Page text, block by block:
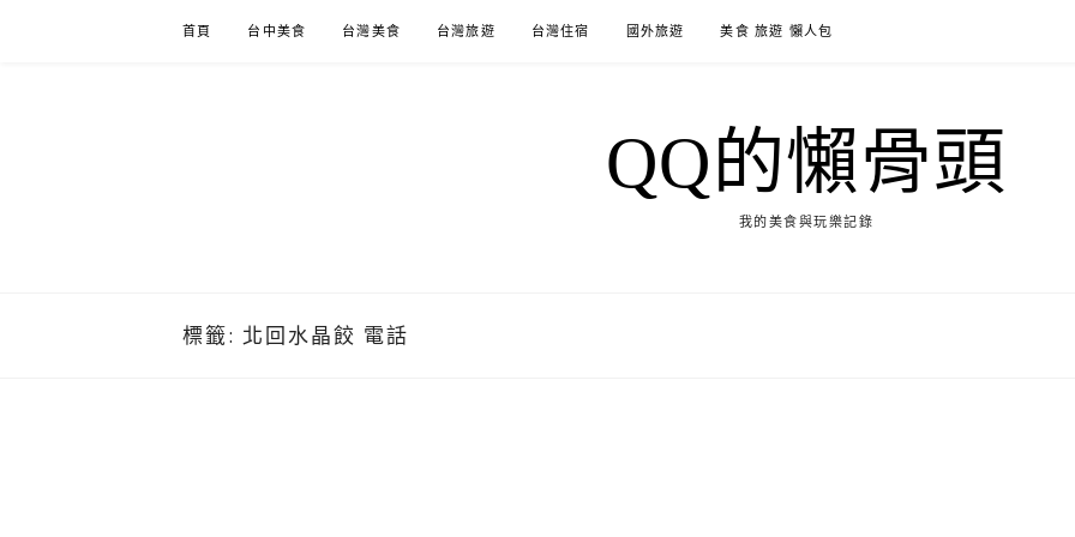
首頁 台中美食 台灣美食 台灣旅遊 台灣住宿 國外旅遊 美食 旅遊 懶人包
QQ的懶骨頭
我的美食與玩樂記錄
標籤: 北回水晶餃 電話